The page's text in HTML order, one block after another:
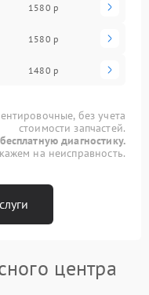
1580 р
1580 р
1480 р
без учета
стоимости запчастей.
диагностику.
на неисправность.
центра